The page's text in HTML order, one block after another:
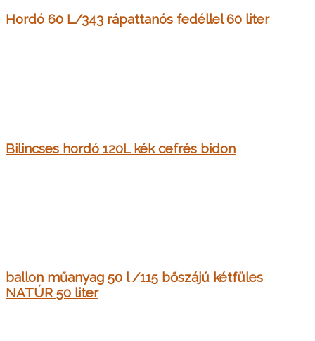
Hordó 60 L/343 rápattanós fedéllel 60 liter
Bilincses hordó 120L kék cefrés bidon
ballon műanyag 50 l /115 bőszájú kétfüles
NATÚR 50 liter